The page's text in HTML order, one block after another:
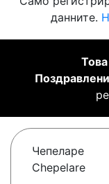
данните.
Чепеларе
Chepelare